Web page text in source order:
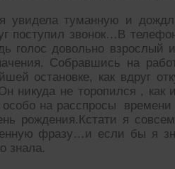
увидела туманную и
поступил звонок…В
голос довольно
Собравшись на
остановке, как вдруг
никуда не торопился ,
особо на расспросы
рождения.Кстати я
фразу…и если бы я
знала.